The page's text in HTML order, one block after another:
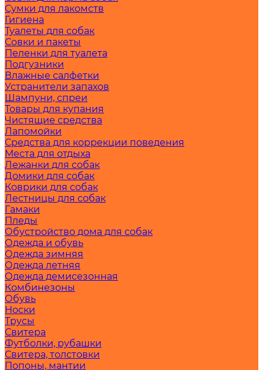
Сумки для лакомств
Гигиена
Туалеты для собак
Совки и пакеты
Пеленки для туалета
Подгузники
Влажные салфетки
Устранители запахов
Шампуни, спреи
Товары для купания
Чистящие средства
Лапомойки
Средства для коррекции поведения
Места для отдыха
Лежанки для собак
Домики для собак
Коврики для собак
Лестницы для собак
Гамаки
Пледы
Обустройство дома для собак
Одежда и обувь
Одежда зимняя
Одежда летняя
Одежда демисезонная
Комбинезоны
Обувь
Носки
Трусы
Свитера
Футболки, рубашки
Свитера, толстовки
Попоны, мантии